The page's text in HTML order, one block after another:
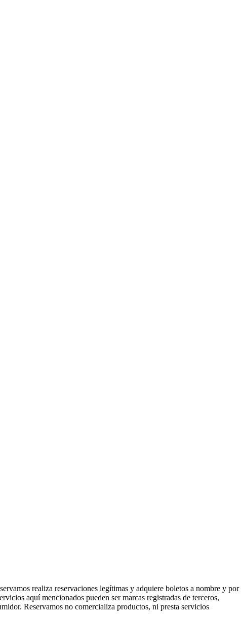
realiza reservaciones legítimas y adquiere boletos a nombre y por
aquí mencionados pueden ser marcas registradas de terceros,
Reservamos no comercializa productos, ni presta servicios